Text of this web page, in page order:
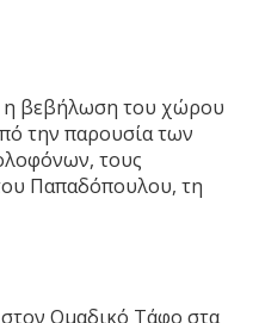
η βεβήλωση του χώρου
την παρουσία των
τους
Παπαδόπουλου, τη
Ομαδικό Τάφο στα